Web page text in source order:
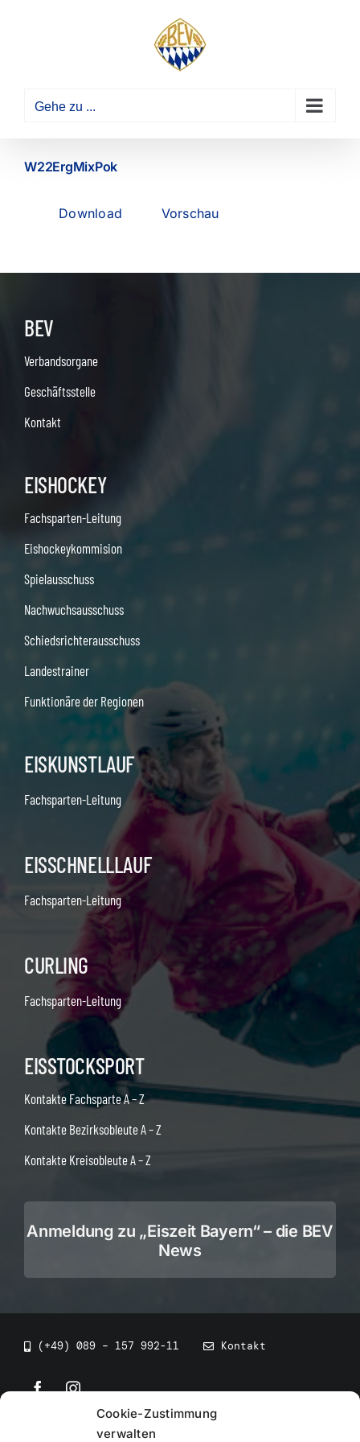
Cookie-Zustimmung
verwalten
Gehe zu ...
W22ErgMixPok
Download Vorschau
BEV
Verbandsorgane
Geschäftsstelle
Kontakt
EISHOCKEY
Fachsparten-Leitung
Eishockeykommision
Spielausschuss
Nachwuchsausschuss
Schiedsrichterausschuss
Landestrainer
Funktionäre der Regionen
EISKUNSTLAUF
Fachsparten-Leitung
EISSCHNELLLAUF
Fachsparten-Leitung
CURLING
Fachsparten-Leitung
EISSTOCKSPORT
Kontakte Fachsparte A – Z
Kontakte Bezirksobleute A – Z
Kontakte Kreisobleute A – Z
Anmeldung zu „Eiszeit Bayern“ – die BEV
News
(+49) 089 – 157 992-11 Kontakt
• BEV Bayerischer Eissportverband